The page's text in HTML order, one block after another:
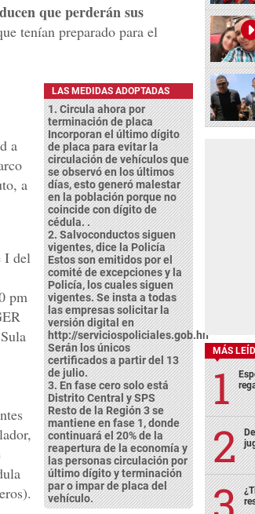
que perderán sus
tenían preparado para el
LAS MEDIDAS ADOPTADAS
1. Circula ahora por
terminación de placa
Incorporan el último dígito
de placa para evitar la
circulación de vehículos que
se observó en los últimos
días, esto generó malestar
en la población porque no
coincide con dígito de
cédula. .
2. Salvoconductos siguen
vigentes, dice la Policía
Estos son emitidos por el
comité de excepciones y la
Policía, los cuales siguen
vigentes. Se insta a todas
las empresas solicitar la
versión digital en
http://serviciospoliciales.gob.hn
Serán los únicos
certificados a partir del 13
de julio.
3. En fase cero solo está
Distrito Central y SPS
Resto de la Región 3 se
mantiene en fase 1, donde
continuará el 20% de la
reapertura de la economía y
las personas circulación por
último dígito y terminación
par o impar de placa del
vehículo.
a
a
I del
pm
MÁS